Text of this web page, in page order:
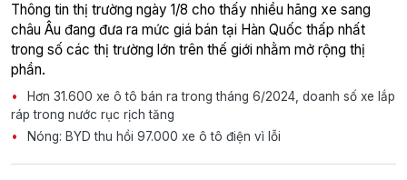
Thông tin thị trường ngày 1/8 cho thấy nhiều hãng xe sang
châu Âu đang đưa ra mức giá bán tại Hàn Quốc thấp nhất
trong số các thị trường lớn trên thế giới nhằm mở rộng thị
phần.
Hơn 31.600 xe ô tô bán ra trong tháng 6/2024, doanh số xe lắp
ráp trong nước rục rịch tăng
Nóng: BYD thu hồi 97.000 xe ô tô điện vì lỗi